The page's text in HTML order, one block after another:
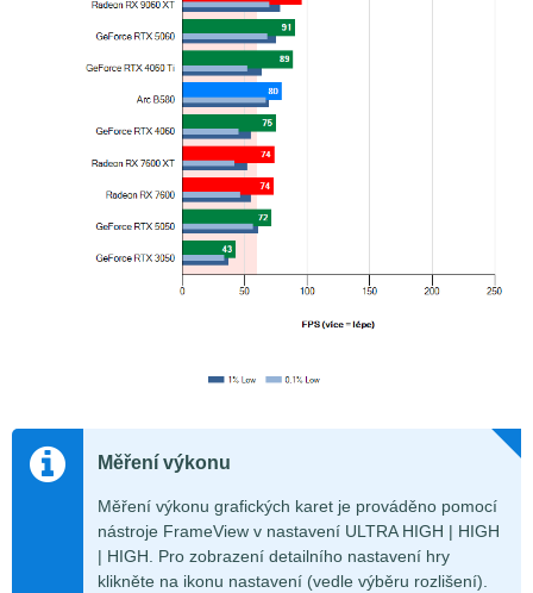
Měření výkonu
Měření výkonu grafických karet je prováděno pomocí
nástroje FrameView v nastavení ULTRA HIGH | HIGH
| HIGH. Pro zobrazení detailního nastavení hry
klikněte na ikonu nastavení (vedle výběru rozlišení).